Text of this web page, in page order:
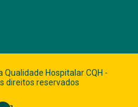
Hospitalar CQH -
direitos reservados